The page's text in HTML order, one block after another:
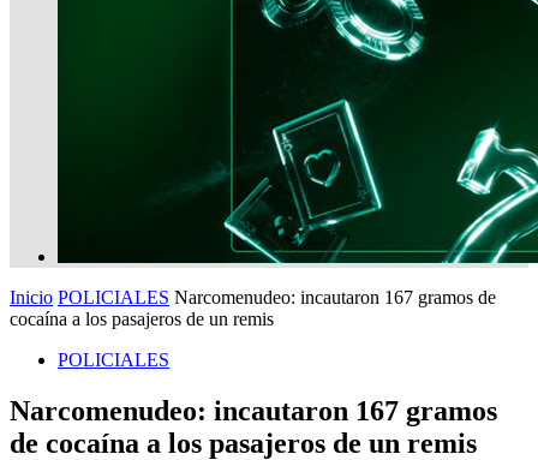
Inicio POLICIALES Narcomenudeo: incautaron 167 gramos de
cocaína a los pasajeros de un remis
POLICIALES
Narcomenudeo: incautaron 167 gramos
de cocaína a los pasajeros de un remis